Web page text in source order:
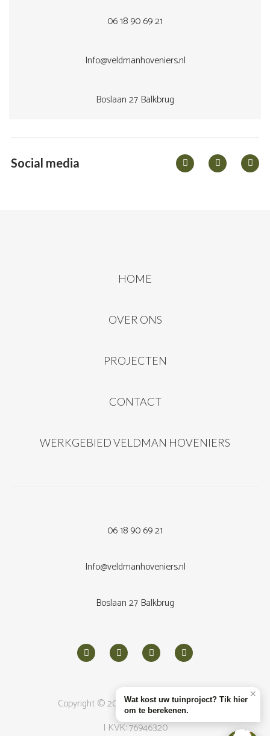
06 18 90 69 21
Info@veldmanhoveniers.nl
Boslaan 27 Balkbrug
Social media
HOME
OVER ONS
PROJECTEN
CONTACT
WERKGEBIED VELDMAN HOVENIERS
06 18 90 69 21
Info@veldmanhoveniers.nl
Boslaan 27 Balkbrug
Copyright © 2026Veldman Hoveniers
| KVK: 76946320
✕
Wat kost uw tuinproject? Tik hier
om te berekenen.
1